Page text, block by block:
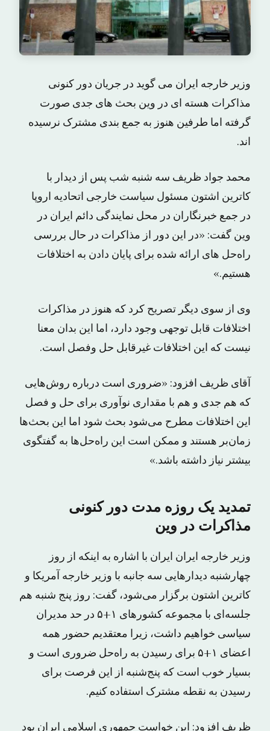
وزیر خارجه ایران می گوید در جریان دور کنونی
مذاکرات هسته ای در وین بحث های جدی صورت
گرفته اما طرفین هنوز به جمع بندی مشترک نرسیده
اند.
محمد جواد ظریف سه شنبه شب پس از دیدار با
کاترین اشتون مسئول سیاست خارجی اتحادیه اروپا
در جمع خبرنگاران در محل نمایندگی دائم ایران در
وین گفت: «در این دور از مذاکرات در حال بررسی
راه‌حل های ارائه شده برای پایان دادن به اختلافات
هستیم.»
وی از سوی دیگر تصریح کرد که هنوز در مذاکرات
اختلافات قابل توجهی وجود دارد، اما این بدان معنا
نیست که این اختلافات غیرقابل حل وفصل است.
آقای ظریف افزود: «ضروری است درباره روش‌هایی
که هم جدی و هم با مقداری نوآوری برای حل و فصل
این اختلافات مطرح می‌شود بحث شود اما این بحث‌ها
زمان‌بر هستند و ممکن است این راه‌حل‌ها به گفتگوی
بیشتر نیاز داشته باشد.»
تمدید یک روزه مدت دور کنونی
مذاکرات در وین
وزیر خارجه ایران ایران با اشاره به اینکه از روز
چهارشنبه دیدارهایی سه جانبه با وزیر خارجه آمریکا و
کاترین اشتون برگزار می‌شود، گفت: روز پنج شنبه هم
جلسه‌ای با مجموعه کشورهای ۱+۵ در حد مدیران
سیاسی خواهیم داشت، زیرا معتقدیم حضور همه
اعضای ۱+۵ برای رسیدن به راه‌حل ضروری است و
بسیار خوب است که پنج‌شنبه از این فرصت برای
رسیدن به نقطه مشترک استفاده کنیم.
ظریف افزود: این خواست جمهوری اسلامی ایران بود